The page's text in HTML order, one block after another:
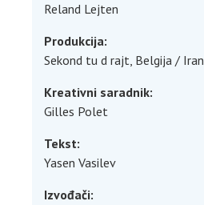
Reland Lejten
Produkcija:
Sekond tu d rajt, Belgija / Iran
Kreativni saradnik:
Gilles Polet
Tekst:
Yasen Vasilev
Izvođači: